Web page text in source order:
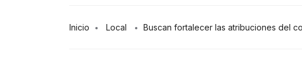
Inicio Local Buscan fortalecer las atribuciones del